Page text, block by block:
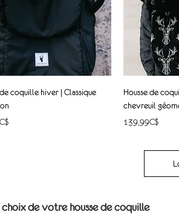
Quick View
coquille hiver | Classique
Housse de
chevreuil
Price
139,99C$
de votre housse de coquille